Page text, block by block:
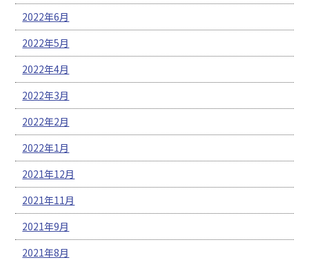
2022年6月
2022年5月
2022年4月
2022年3月
2022年2月
2022年1月
2021年12月
2021年11月
2021年9月
2021年8月